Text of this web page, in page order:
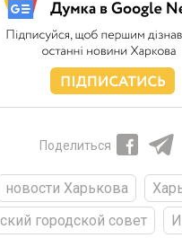
Поделиться
новости Харькова
городской совет